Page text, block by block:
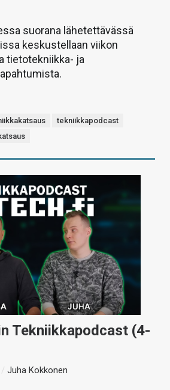
suorana lähetettävässä
keskustellaan viikon
tietotekniikka- ja
tekniikkapodcast
Tekniikkapodcast (4-
/Juha Kokkonen